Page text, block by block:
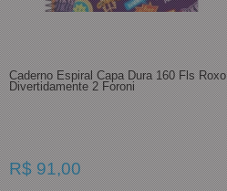
Caderno Espiral Capa Dura 160 Fls Roxo
Divertidamente 2 Foroni
R$ 91,00